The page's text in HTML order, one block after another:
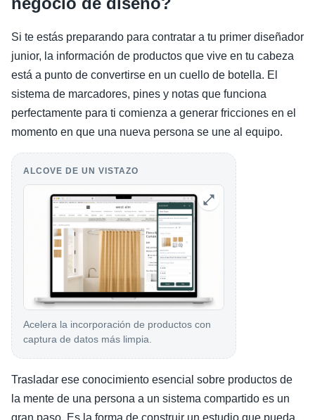
Si te estás preparando para contratar a tu primer diseñador
junior, la información de productos que vive en tu cabeza
está a punto de convertirse en un cuello de botella. El
sistema de marcadores, pines y notas que funciona
perfectamente para ti comienza a generar fricciones en el
momento en que una nueva persona se une al equipo.
ALCOVE DE UN VISTAZO
Acelera la incorporación de productos con
captura de datos más limpia.
Trasladar ese conocimiento esencial sobre productos de
la mente de una persona a un sistema compartido es un
gran paso. Es la forma de construir un estudio que pueda